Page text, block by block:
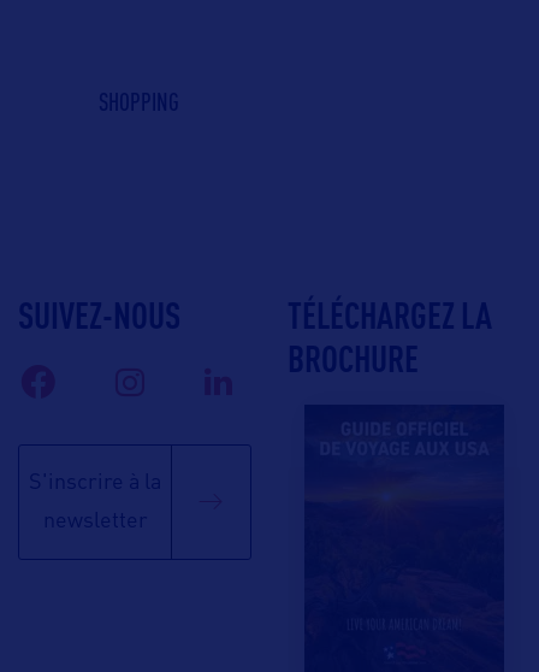
SHOPPING
SUIVEZ-NOUS
S'inscrire à la
newsletter
TÉLÉCHARGEZ LA
BROCHURE